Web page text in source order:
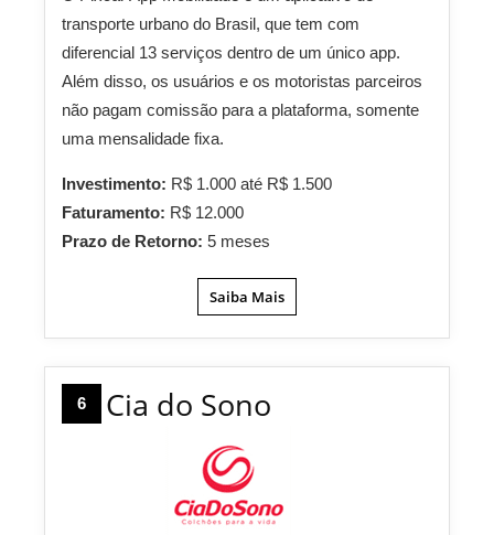
transporte urbano do Brasil, que tem com
diferencial 13 serviços dentro de um único app.
Além disso, os usuários e os motoristas parceiros
não pagam comissão para a plataforma, somente
uma mensalidade fixa.
Investimento: R$ 1.000 até R$ 1.500
Faturamento: R$ 12.000
Prazo de Retorno: 5 meses
Saiba Mais
6 Cia do Sono